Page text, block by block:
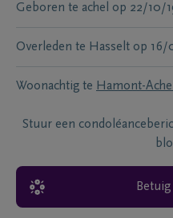
Geboren te achel op 22/10/
Overleden te Hasselt op 16/
Woonachtig te Hamont-Achel
Stuur een